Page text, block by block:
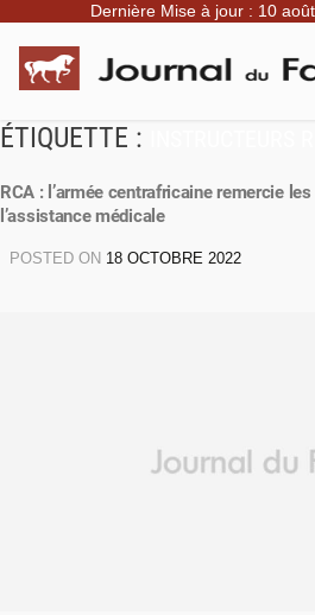
Dernière Mise à jour : 10
ÉTIQUETTE :
RCA : l’armée centrafricaine remercie
l’assistance médicale
POSTED ON 18 OCTOBRE 2022